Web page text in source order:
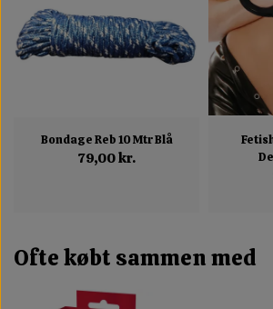
Bondage Reb 10 Mtr Blå
79,00 kr.
Ofte købt sammen med